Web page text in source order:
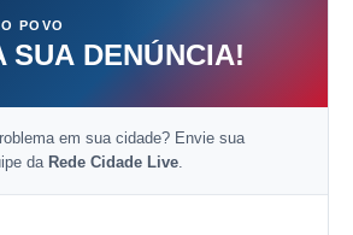
POVO
SUA DENÚNCIA!
em sua cidade? Envie sua
da Rede Cidade Live